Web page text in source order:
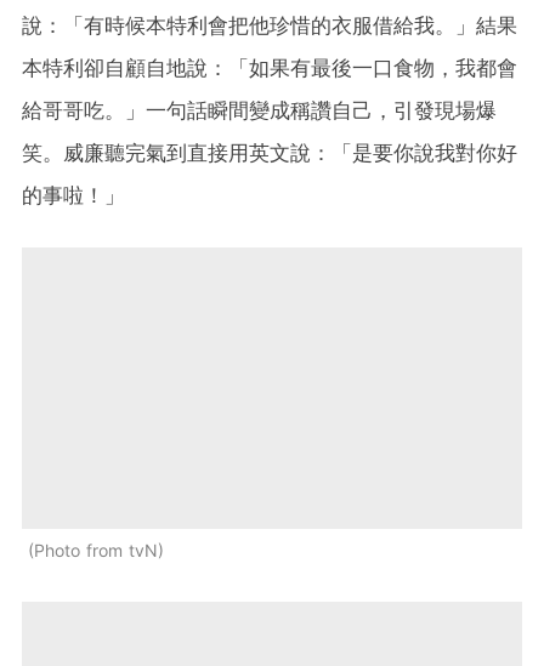
說：「有時候本特利會把他珍惜的衣服借給我。」結果
本特利卻自顧自地說：「如果有最後一口食物，我都會
給哥哥吃。」一句話瞬間變成稱讚自己，引發現場爆
笑。威廉聽完氣到直接用英文說：「是要你說我對你好
的事啦！」
Photo from tvN